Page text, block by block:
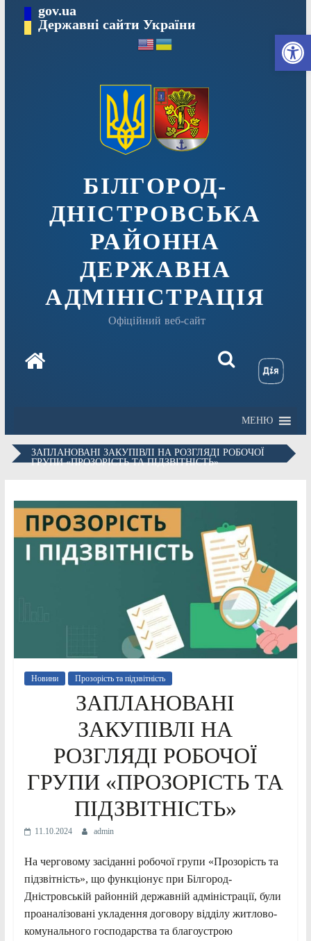
вмісту
gov.ua
Державні сайти України
БІЛГОРОД-
ДНІСТРОВСЬКА
РАЙОННА
ДЕРЖАВНА
АДМІНІСТРАЦІЯ
Офіційний веб-сайт
МЕНЮ
ЗАПЛАНОВАНІ ЗАКУПІВЛІ НА РОЗГЛЯДІ РОБОЧОЇ
ГРУПИ «ПРОЗОРІСТЬ ТА ПІДЗВІТНІСТЬ»
Новини Прозорість та підзвітність
ЗАПЛАНОВАНІ
ЗАКУПІВЛІ НА
РОЗГЛЯДІ РОБОЧОЇ
ГРУПИ «ПРОЗОРІСТЬ ТА
ПІДЗВІТНІСТЬ»
11.10.2024 admin
На черговому засіданні робочої групи «Прозорість та
підзвітність», що функціонує при Білгород-
Дністровській районній державній адміністрації, були
проаналізовані укладення договору відділу житлово-
комунального господарства та благоустрою